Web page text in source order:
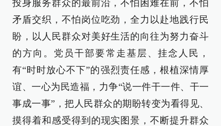
投身服务群众的最前沿，不怕困难在前，不怕
矛盾交织，不怕岗位吃劲，全力以赴地践行民
盼，以人民群众对美好生活的向往为努力奋斗
的方向。党员干部要常走基层、挂念人民，
有“时时放心不下”的强烈责任感，根植深情厚
谊、一心为民造福，力争“说一件干一件、干一
事成一事”，把人民群众的期盼转变为看得见、
摸得着和感受得到的现实图景，不断提升群众